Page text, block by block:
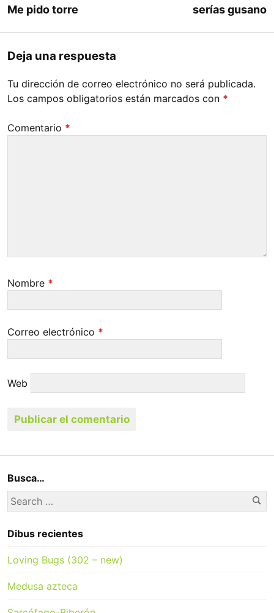
Me pido torre
serías gusano
Deja una respuesta
Tu dirección de correo electrónico no será publicada.
Los campos obligatorios están marcados con *
Comentario *
Nombre *
Correo electrónico *
Web
Busca…
Search
for:
Dibus recientes
Loving Bugs (302 – new)
Medusa azteca